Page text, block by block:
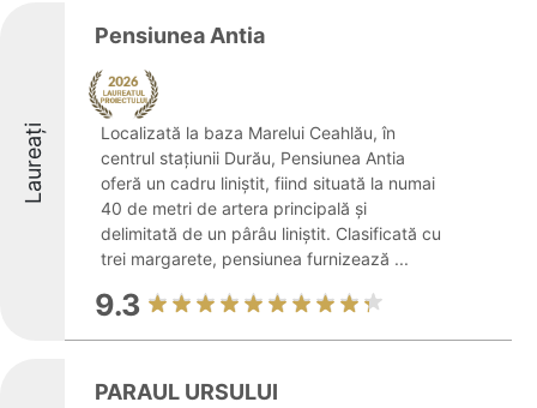
Laureați
Pensiunea Antia
Localizată la baza Marelui Ceahlău, în
centrul stațiunii Durău, Pensiunea Antia
oferă un cadru liniștit, fiind situată la numai
40 de metri de artera principală și
delimitată de un pârâu liniștit. Clasificată cu
trei margarete, pensiunea furnizează ...
9.3
PARAUL URSULUI